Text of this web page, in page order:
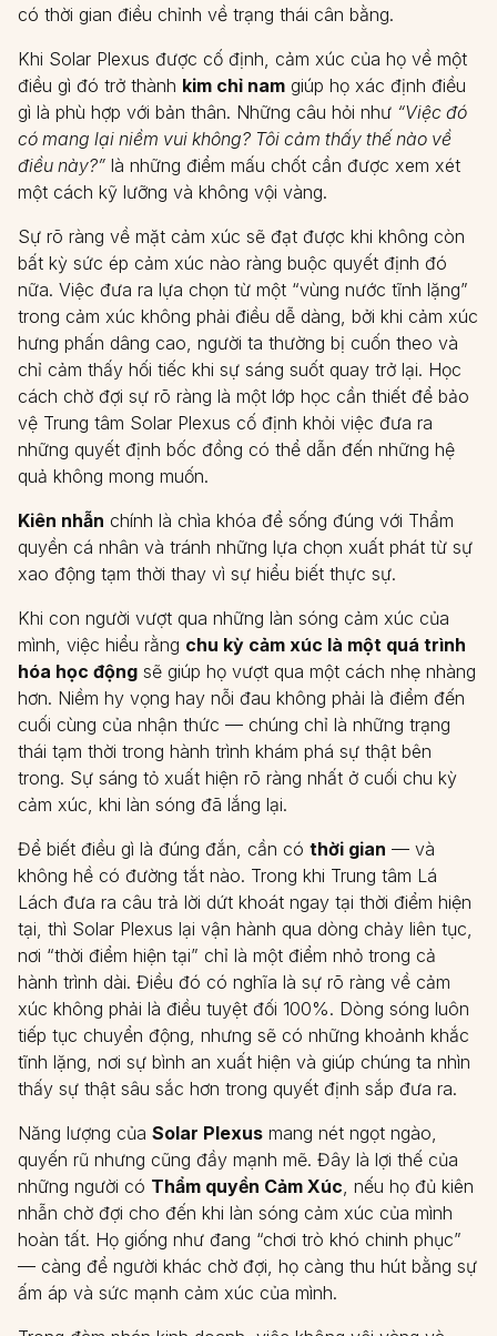
có thời gian điều chỉnh về trạng thái cân bằng.
Khi Solar Plexus được cố định, cảm xúc của họ về một
điều gì đó trở thành kim chỉ nam giúp họ xác định điều
gì là phù hợp với bản thân. Những câu hỏi như “Việc đó
có mang lại niềm vui không? Tôi cảm thấy thế nào về
điều này?” là những điểm mấu chốt cần được xem xét
một cách kỹ lưỡng và không vội vàng.
Sự rõ ràng về mặt cảm xúc sẽ đạt được khi không còn
bất kỳ sức ép cảm xúc nào ràng buộc quyết định đó
nữa. Việc đưa ra lựa chọn từ một “vùng nước tĩnh lặng”
trong cảm xúc không phải điều dễ dàng, bởi khi cảm xúc
hưng phấn dâng cao, người ta thường bị cuốn theo và
chỉ cảm thấy hối tiếc khi sự sáng suốt quay trở lại. Học
cách chờ đợi sự rõ ràng là một lớp học cần thiết để bảo
vệ Trung tâm Solar Plexus cố định khỏi việc đưa ra
những quyết định bốc đồng có thể dẫn đến những hệ
quả không mong muốn.
Kiên nhẫn chính là chìa khóa để sống đúng với Thẩm
quyền cá nhân và tránh những lựa chọn xuất phát từ sự
xao động tạm thời thay vì sự hiểu biết thực sự.
Khi con người vượt qua những làn sóng cảm xúc của
mình, việc hiểu rằng chu kỳ cảm xúc là một quá trình
hóa học động sẽ giúp họ vượt qua một cách nhẹ nhàng
hơn. Niềm hy vọng hay nỗi đau không phải là điểm đến
cuối cùng của nhận thức — chúng chỉ là những trạng
thái tạm thời trong hành trình khám phá sự thật bên
trong. Sự sáng tỏ xuất hiện rõ ràng nhất ở cuối chu kỳ
cảm xúc, khi làn sóng đã lắng lại.
Để biết điều gì là đúng đắn, cần có thời gian — và
không hề có đường tắt nào. Trong khi Trung tâm Lá
Lách đưa ra câu trả lời dứt khoát ngay tại thời điểm hiện
tại, thì Solar Plexus lại vận hành qua dòng chảy liên tục,
nơi “thời điểm hiện tại” chỉ là một điểm nhỏ trong cả
hành trình dài. Điều đó có nghĩa là sự rõ ràng về cảm
xúc không phải là điều tuyệt đối 100%. Dòng sóng luôn
tiếp tục chuyển động, nhưng sẽ có những khoảnh khắc
tĩnh lặng, nơi sự bình an xuất hiện và giúp chúng ta nhìn
thấy sự thật sâu sắc hơn trong quyết định sắp đưa ra.
Năng lượng của Solar Plexus mang nét ngọt ngào,
quyến rũ nhưng cũng đầy mạnh mẽ. Đây là lợi thế của
những người có Thẩm quyền Cảm Xúc, nếu họ đủ kiên
nhẫn chờ đợi cho đến khi làn sóng cảm xúc của mình
hoàn tất. Họ giống như đang “chơi trò khó chinh phục”
— càng để người khác chờ đợi, họ càng thu hút bằng sự
ấm áp và sức mạnh cảm xúc của mình.